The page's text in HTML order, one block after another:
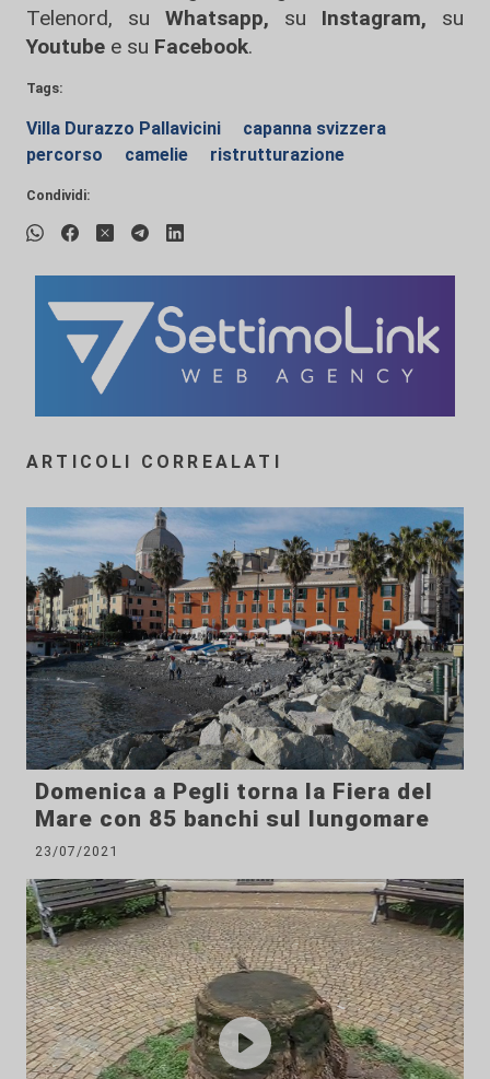
Telenord, su
Whatsapp, su Instagram, su
Youtube e su Facebook.
Tags:
Villa Durazzo Pallavicini
capanna svizzera
percorso
camelie ristrutturazione
Condividi:
ARTICOLI CORREALATI
Domenica a Pegli torna la Fiera del
Mare con 85 banchi sul lungomare
23/07/2021